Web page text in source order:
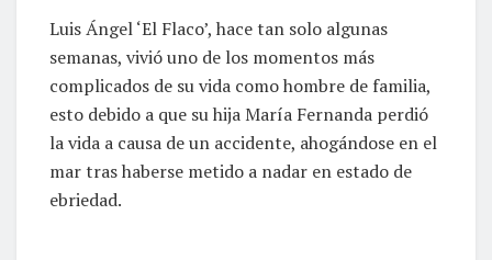
Luis Ángel ‘El Flaco’, hace tan solo algunas
semanas, vivió uno de los momentos más
complicados de su vida como hombre de familia,
esto debido a que su hija María Fernanda perdió
la vida a causa de un accidente, ahogándose en el
mar tras haberse metido a nadar en estado de
ebriedad.